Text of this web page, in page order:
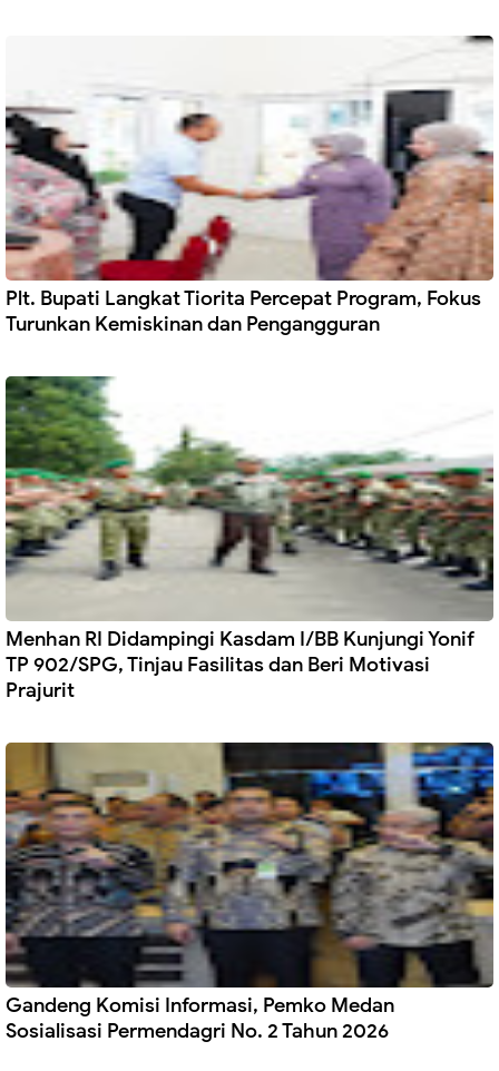
Plt. Bupati Langkat Tiorita Percepat Program, Fokus
Turunkan Kemiskinan dan Pengangguran
Menhan RI Didampingi Kasdam I/BB Kunjungi Yonif
TP 902/SPG, Tinjau Fasilitas dan Beri Motivasi
Prajurit
Gandeng Komisi Informasi, Pemko Medan
Sosialisasi Permendagri No. 2 Tahun 2026